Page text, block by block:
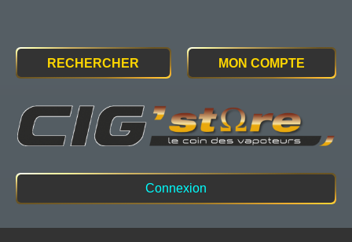
RECHERCHER MON COMPTE
Connexion